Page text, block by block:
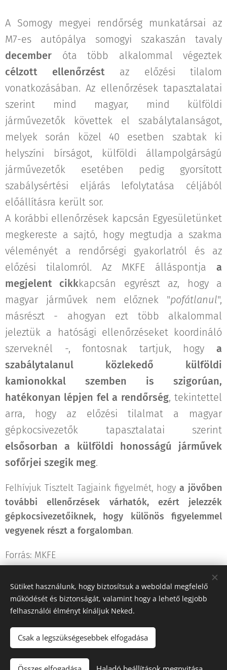
A Somogy megyei rendőrség munkatársai az
M7-es autópálya somogyi szakaszán tavaly
december óta több alkalommal végeztek
célzott ellenőrzéstaz előzési tilalom
vonatkozásában. Az ellenőrzések tapasztalatai
szerint mind magyar, mind külföldi
járművezetők követtek el szabálytalanságot,
melyek során közel 40 esetben szabtak ki
helyszíni bírságot, külföldi állampolgárságú
járművezetők esetében pedig gyorsított
szabálysértési eljárás lefolytatása céljából
előállításra került sor.
A korábbi ellenőrzések kapcsán Egyesületünket
megkereste a sajtó, hogy megtudja a szakma
véleményét a rendőrségi gyakorlatról és az
előzési tilalomról. Az MKFE álláspontja a
megjelent cikkkapcsán egyrészt az, hogy a
magyar járművek nem előznek "pofátlanul",
másrészt - ahogyan ezt több alkalommal
jeleztük a hatósági ellenőrzéseket koordináló
szerveknél -, fontosnak tartjuk, hogy a
szabálytalanul közlekedő külföldi
kamionokkal szemben is szigorúan,
hatékonyan lépjen fel a rendőrség, tekintettel
arra, hogy az előzési tilalmat a magyar
gépkocsivezetők tapasztalatai szerint
elsősorban a külföldi honosságú járművek
sofőrjei szegik meg.
Felhívjuk Tisztelt Tagjaink figyelmét, hogya jövőben
további ellenőrzések várhatók, ezért jelezzék
gépkocsivezetőiknek, hogy különös figyelemmel
vegyenek részt a forgalomban.
Forrás: MKFE
"Iránytű a fuvarozásban!"
Sütiket használunk, hogy biztosítsuk a weboldal megfelelő
működését és biztonságát, valamint hogy a lehető legjobb
felhasználói élményt kínáljuk Neked.
Csak a legszükségesebbek elfogadása